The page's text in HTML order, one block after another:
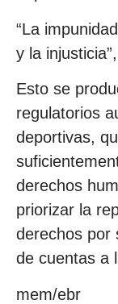
“La
y la
Esto se
regulatorios
deportivas,
derechos
priorizar la
derechos por
de cuentas a
mem/ebr